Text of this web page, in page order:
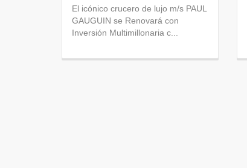
El icónico crucero de lujo m/s PAUL
GAUGUIN se Renovará con
Inversión Multimillonaria c...